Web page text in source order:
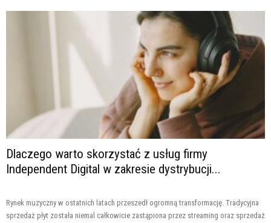
Dlaczego warto skorzystać z usług firmy
Independent Digital w zakresie dystrybucji...
Rynek muzyczny w ostatnich latach przeszedł ogromną transformację. Tradycyjna
sprzedaż płyt została niemal całkowicie zastąpiona przez streaming oraz sprzedaż